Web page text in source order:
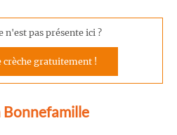
n'est pas présente ici ?
crèche gratuitement !
Bonnefamille